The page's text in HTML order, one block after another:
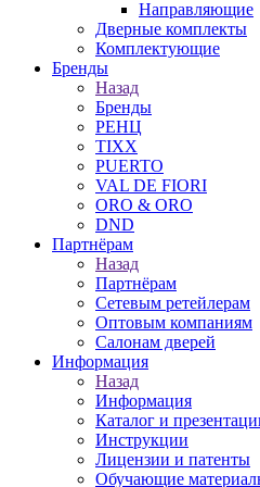
Направляющие
Дверные комплекты
Комплектующие
Бренды
Назад
Бренды
РЕНЦ
TIXX
PUERTO
VAL DE FIORI
ORO & ORO
DND
Партнёрам
Назад
Партнёрам
Сетевым ретейлерам
Оптовым компаниям
Салонам дверей
Информация
Назад
Информация
Каталог и
Инструкции
Лицензии и патенты
Обучающие